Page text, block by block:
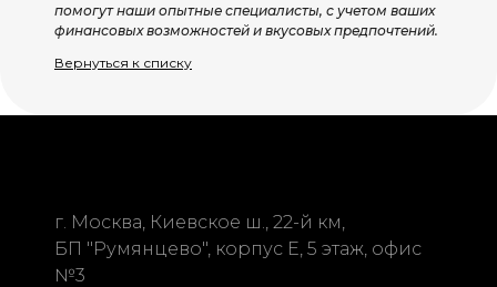
помогут наши опытные специалисты, с учетом ваших
финансовых возможностей и вкусовых предпочтений.
Вернуться к списку
г. Москва, Киевское ш., 22-й км,
БП "Румянцево", корпус Е, 5 этаж, офис
№3